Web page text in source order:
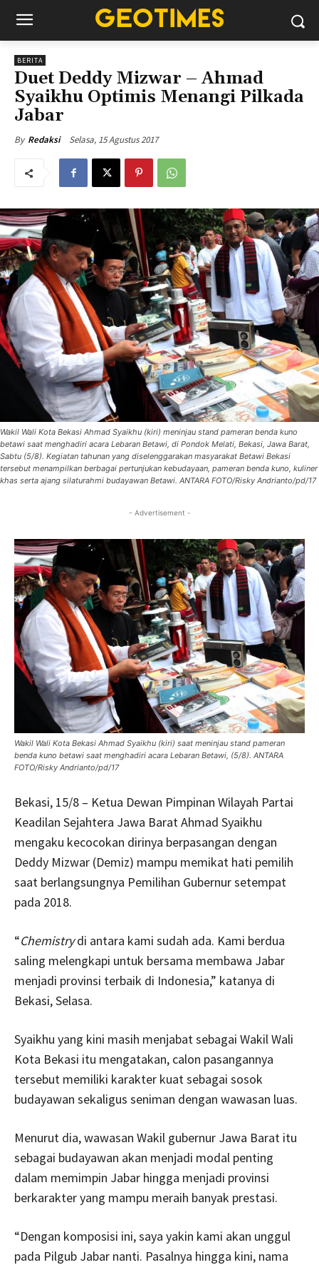
BERITA
Duet Deddy Mizwar – Ahmad
Syaikhu Optimis Menangi Pilkada
Jabar
By Redaksi Selasa, 15 Agustus 2017
Wakil Wali Kota Bekasi Ahmad Syaikhu (kiri) meninjau stand pameran benda kuno
betawi saat menghadiri acara Lebaran Betawi, di Pondok Melati, Bekasi, Jawa Barat,
Sabtu (5/8). Kegiatan tahunan yang diselenggarakan masyarakat Betawi Bekasi
tersebut menampilkan berbagai pertunjukan kebudayaan, pameran benda kuno, kuliner
khas serta ajang silaturahmi budayawan Betawi. ANTARA FOTO/Risky Andrianto/pd/17
- Advertisement -
Wakil Wali Kota Bekasi Ahmad Syaikhu (kiri) saat meninjau stand pameran
benda kuno betawi saat menghadiri acara Lebaran Betawi, (5/8). ANTARA
FOTO/Risky Andrianto/pd/17
Bekasi, 15/8 – Ketua Dewan Pimpinan Wilayah Partai
Keadilan Sejahtera Jawa Barat Ahmad Syaikhu
mengaku kecocokan dirinya berpasangan dengan
Deddy Mizwar (Demiz) mampu memikat hati pemilih
saat berlangsungnya Pemilihan Gubernur setempat
pada 2018.
“Chemistrydi antara kami sudah ada. Kami berdua
saling melengkapi untuk bersama membawa Jabar
menjadi provinsi terbaik di Indonesia,” katanya di
Bekasi, Selasa.
Syaikhu yang kini masih menjabat sebagai Wakil Wali
Kota Bekasi itu mengatakan, calon pasangannya
tersebut memiliki karakter kuat sebagai sosok
budayawan sekaligus seniman dengan wawasan luas.
Menurut dia, wawasan Wakil gubernur Jawa Barat itu
sebagai budayawan akan menjadi modal penting
dalam memimpin Jabar hingga menjadi provinsi
berkarakter yang mampu meraih banyak prestasi.
“Dengan komposisi ini, saya yakin kami akan unggul
pada Pilgub Jabar nanti. Pasalnya hingga kini, nama